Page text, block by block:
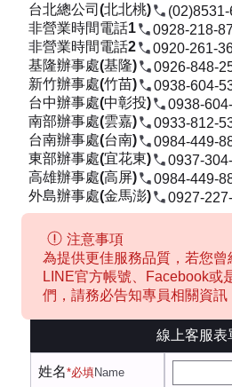
台北總公司(北北桃)
非營業時間電話1
0928-218-
非營業時間電話2
0920-261-
基隆辦事處(基隆)
0926-848-
新竹辦事處(竹苗)
0938-604-
台中辦事處(中彰投)
0938-
南部辦事處(雲嘉)
0933-812-
台南辦事處(台南)
0984-449-
東部辦事處(宜花東)
0937-
高雄辦事處(高屏)
0984-449-
外島辦事處(金馬澎)
0927-
注意事項
為提供更佳服務品質，若您曾
LINE官方帳號、Facebook或
們，請務必告知專員相關資訊
線上客服表
姓名*必填Name